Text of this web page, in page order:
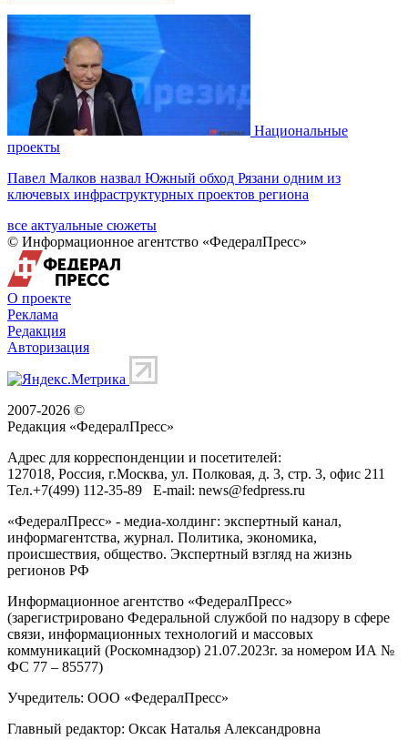
Национальные
проекты
Павел Малков назвал Южный обход Рязани одним из
ключевых инфраструктурных проектов региона
все актуальные сюжеты
© Информационное агентство «ФедералПресс»
О проекте
Реклама
Редакция
Авторизация
2007-2026 ©
Редакция «ФедералПресс»
Адрес для корреспонденции и посетителей:
127018, Россия, г.Москва, ул. Полковая, д. 3, стр. 3, офис 211
Тел.+7(499) 112-35-89 E-mail: news@fedpress.ru
«ФедералПресс» - медиа-холдинг: экспертный канал,
информагентства, журнал. Политика, экономика,
происшествия, общество. Экспертный взгляд на жизнь
регионов РФ
Информационное агентство «ФедералПресс»
(зарегистрировано Федеральной службой по надзору в сфере
связи, информационных технологий и массовых
коммуникаций (Роскомнадзор) 21.07.2023г. за номером ИА №
ФС 77 – 85577)
Учредитель: ООО «ФедералПресс»
Главный редактор: Оксак Наталья Александровна